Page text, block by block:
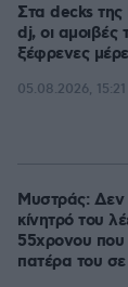
Στα decks
dj, οι αμοιβές
ξέφρενες
05.08.2026, 15:21
Μυστράς: Δεν
κίνητρό του
55χρονου που
πατέρα του